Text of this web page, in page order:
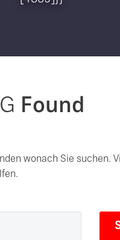
Found
wonach Sie suchen.